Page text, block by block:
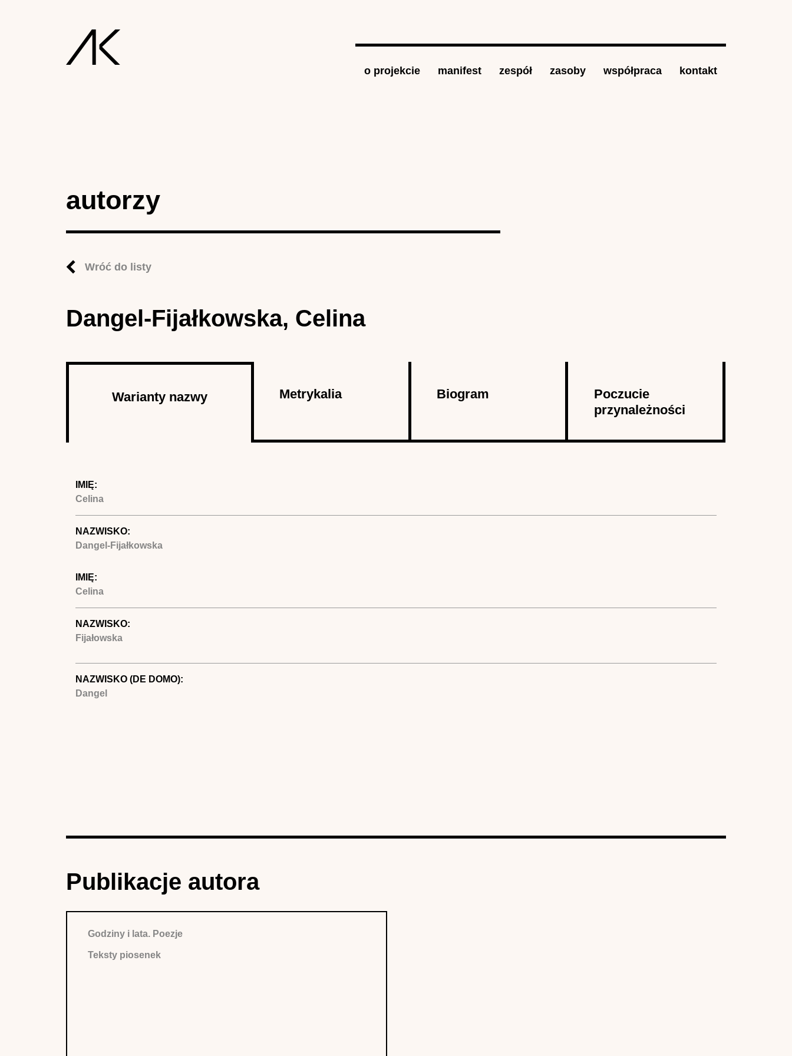
o projekcie manifest zespół zasoby współpraca kontakt
autorzy
Wróć do listy
Dangel-Fijałkowska, Celina
AutorWarianty nazwy Metrykalia Biogram
Poczucie
przynależności
IMIĘ:
Celina
NAZWISKO:
Dangel-Fijałkowska
IMIĘ:
Celina
NAZWISKO:
Fijałowska
NAZWISKO (DE DOMO):
Dangel
Publikacje autora
Godziny i lata. Poezje
Teksty piosenek